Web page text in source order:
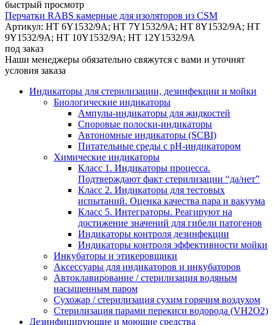
быстрый просмотр
Перчатки RABS камерные для изоляторов из CSM
Артикул: HT 6Y1532/9A; HT 7Y1532/9A; HT 8Y1532/9A; HT
9Y1532/9A; HT 10Y1532/9A; HT 12Y1532/9A
под заказ
Наши менеджеры обязательно свяжутся с вами и уточнят
условия заказа
Индикаторы для стерилизации, дезинфекции и мойки
Биологические индикаторы
Ампулы-индикаторы для жидкостей
Споровые полоски-индикаторы
Автономные индикаторы (SCBI)
Питательные среды с рН-индикатором
Химические индикаторы
Класс 1. Индикаторы процесса.
Подтверждают факт стерилизации “да/нет”
Класс 2. Индикаторы для тестовых
испытаний. Оценка качества пара и вакуума
Класс 5. Интеграторы. Реагируют на
достижение значений для гибели патогенов
Индикаторы контроля дезинфекции
Индикаторы контроля эффективности мойки
Инкубаторы и этикеровщики
Аксессуары для индикаторов и инкубаторов
Автоклавирование / стерилизация водяным
насыщенным паром
Сухожар / стерилизация сухим горячим воздухом
Стерилизация парами перекиси водорода (VH2O2)
Дезинфицирующие и моющие средства